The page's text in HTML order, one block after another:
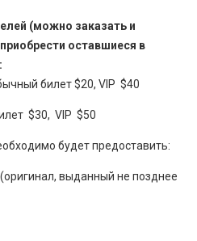
(можно заказать и
оставшиеся в
билет $20, VIP $40
$30, VIP $50
будет предоставить:
выданный не позднее